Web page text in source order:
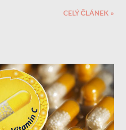
výrobci zatajili. Toxický koktejl ve
Tato chemikálie: Je klasifikována
v biologické válce Může
nervového systému Není uvedena
CELÝ ČLÁNEK »